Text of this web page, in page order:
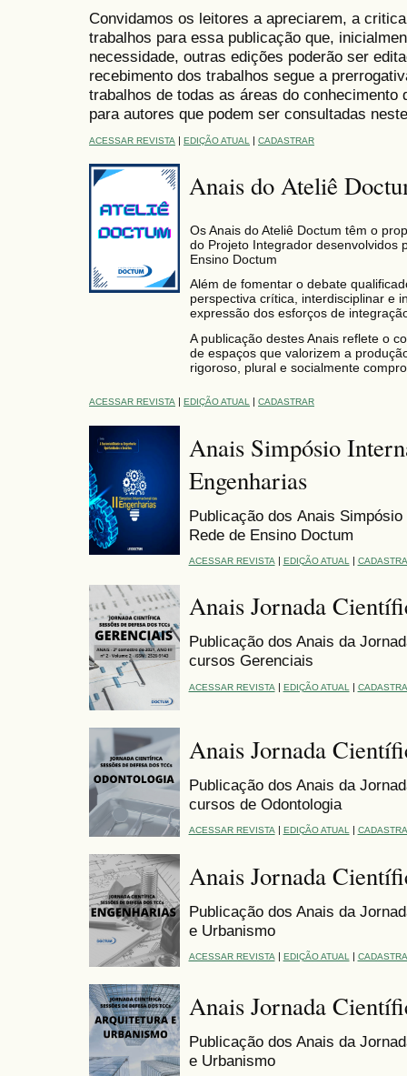
Convidamos os leitores a apreciarem, a
trabalhos para essa publicação que,
necessidade, outras edições poderão ser
recebimento dos trabalhos segue a
trabalhos de todas as áreas do conhecimento
para autores que podem ser consultadas
ACESSAR REVISTA | EDIÇÃO ATUAL | CADASTRAR
Anais do Ateliê
Os Anais do Ateliê Doctum têm o
do Projeto Integrador desenvolvidos
Ensino Doctum
Além de fomentar o debate
perspectiva crítica, interdisciplinar e
expressão dos esforços de
A publicação destes Anais reflete o
de espaços que valorizem a
rigoroso, plural e socialmente
ACESSAR REVISTA EDIÇÃO ATUAL CADASTRAR
Anais Simpósio
Engenharias
Publicação dos Anais
Rede de Ensino Doctum
ACESSAR REVISTA | EDIÇÃO ATUAL |
Anais Jornada
Publicação dos Anais da
cursos Gerenciais
ACESSAR REVISTA | EDIÇÃO ATUAL |
Anais Jornada
Publicação dos Anais da
cursos de Odontologia
ACESSAR REVISTA | EDIÇÃO ATUAL |
Anais Jornada
Publicação dos Anais da
e Urbanismo
ACESSAR REVISTA EDIÇÃO ATUAL
Anais Jornada
Publicação dos Anais da
e Urbanismo